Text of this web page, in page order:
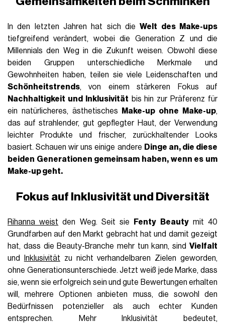
In den letzten Jahren hat sich dieWelt des Make-ups
tiefgreifend verändert, wobei die Generation Z und die
Millennials den Weg in die Zukunft weisen. Obwohl diese
beiden Gruppen unterschiedliche Merkmale und
Gewohnheiten haben, teilen sie viele Leidenschaften und
Schönheitstrends, von einem stärkeren Fokus auf
Nachhaltigkeit und Inklusivität bis hin zur Präferenz für
ein natürlicheres, ästhetisches
Make-up ohne Make-up,
das auf strahlender, gut gepflegter Haut, der Verwendung
leichter Produkte und frischer, zurückhaltender Looks
basiert. Schauen wir uns einige andere Dinge an, die diese
beiden Generationen gemeinsam haben, wenn es um
Make-up geht.
Fokus auf Inklusivität und Diversität
Rihanna weist den Weg. Seit sie Fenty Beautymit 40
Grundfarben auf den Markt gebracht hat und damit gezeigt
hat, dass die Beauty-Branche mehr tun kann, sind Vielfalt
und
Inklusivität zu nicht verhandelbaren Zielen geworden,
ohne Generationsunterschiede. Jetzt weiß jede Marke, dass
sie, wenn sie erfolgreich sein und gute Bewertungen erhalten
will, mehrere Optionen anbieten muss, die sowohl den
Bedürfnissen potenzieller als auch echter Kunden
entsprechen. Mehr Inklusivität bedeutet,